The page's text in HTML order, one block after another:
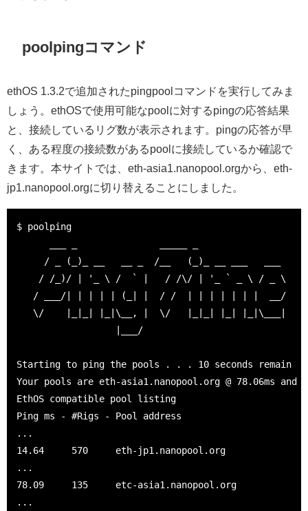
poolpingコマンド
ethOS 1.3.2で追加されたpingpoolコマンドを実行してみま
しょう。ethOSで使用可能なpoolに対するpingの応答結果
と、接続しているリグ数が表示されます。pingの応答が早
く、ある程度の接続数があるpoolに接続しているか確認で
きます。本サイトでは、eth-asia1.nanopool.orgから、eth-
jp1.nanopool.orgに切り替えることにしました。
$ poolping
     / _ (_)_ __   __ _  /__   (_)_ __ ___   ___
    / /_)/ | '_ \ /  ` |   / /\/ | '_ ` _ \ / _ \
   / ___/| | | | | (_| |  / /  | | | | | | |  __/
   \/    |_|_| |_|\__, |  \/   |_|_| |_| |_|\___|
                  |___/
Starting to ping the pools . . . 10 seconds remain
Your pools are eth-asia1.nanopool.org @ 78.06ms and
EthOS compatible pool listing
Ping ms - #Rigs - Pool address
...
14.64     570     eth-jp1.nanopool.org
...
78.09     135     etc-asia1.nanopool.org